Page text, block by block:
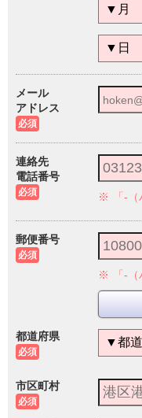
メール
アドレス
必須
連絡先
電話番号
必須 ※ 「-
郵便番号
必須
※ 「-
都道府県
必須
市区町村
必須